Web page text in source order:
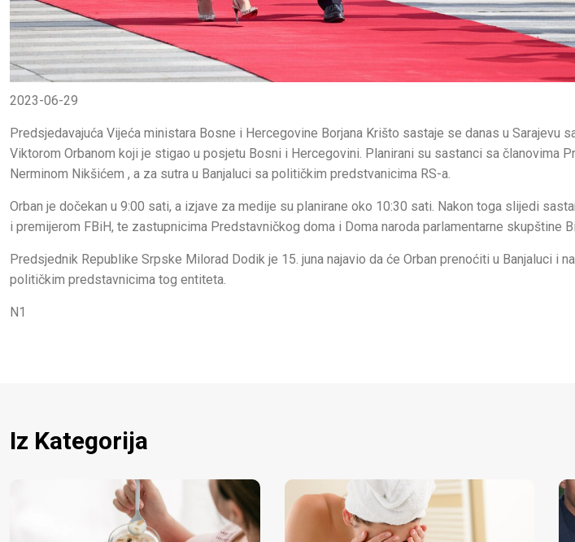
2023-06-29
Predsjedavajuća Vijeća ministara Bosne i Hercegovine Borjana Krišto sastaje se danas u Sarajevu
Viktorom Orbanom koji je stigao u posjetu Bosni i Hercegovini. Planirani su sastanci sa članovima
Nerminom Nikšićem , a za sutra u Banjaluci sa političkim predstvanicima RS-a.
Orban je dočekan u 9:00 sati, a izjave za medije su planirane oko 10:30 sati. Nakon toga slijedi
i premijerom FBiH, te zastupnicima Predstavničkog doma i Doma naroda parlamentarne skupštine
Predsjednik Republike Srpske Milorad Dodik je 15. juna najavio da će Orban prenoćiti u Banjaluci i
političkim predstavnicima tog entiteta.
N1
Iz Kategorija